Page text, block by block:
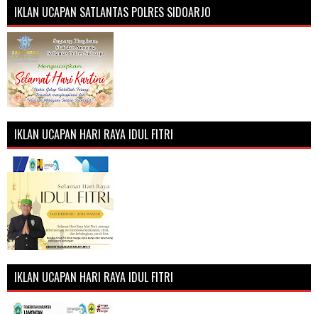
IKLAN UCAPAN SATLANTAS POLRES SIDOARJO
IKLAN UCAPAN HARI RAYA IDUL FITRI
IKLAN UCAPAN HARI RAYA IDUL FITRI